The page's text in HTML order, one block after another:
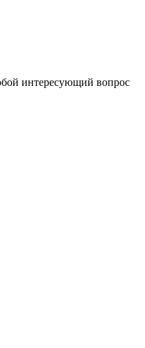
интересующий вопрос